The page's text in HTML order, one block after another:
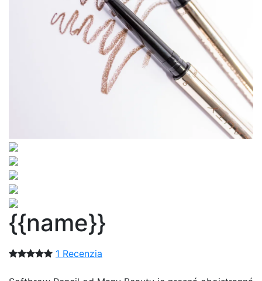
{{name}}
1 Recenzia